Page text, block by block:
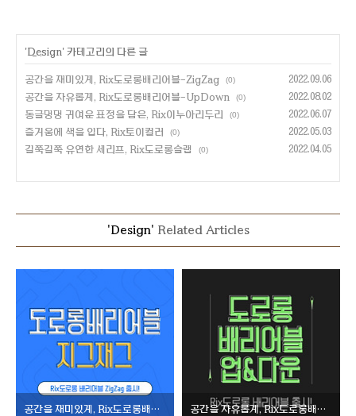
' Design' 카테고리의 다른 글
공간을 재미있게, Rix도로롱배리어블-ZigZag (0) 2022.09.06
공간을 자유롭게, Rix도로롱배리어블-UpDown (0) 2022.08.02
동글댕댕 귀여운 표정을 담은, Rix이누아리두리 (0) 2022.06.07
즐거움에 색을 입다, Rix토이컬러 (0) 2022.05.03
길쭉길쭉 유연한 세리프, Rix도로롱슬랩 (0) 2022.04.05
'Design' Related Articles
공간을 재미있게, Rix도로롱배리어블-ZigZag 공간을 자유롭게, Rix도로롱배리어블-UpDown